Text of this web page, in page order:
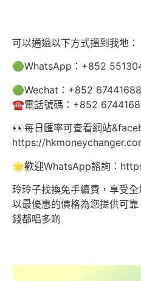
可以通過以下方式搵到我地：
🟢WhatsApp：+852
🟢Wechat：+852 67441688
☎️電話號碼：+852
👀每日匯率可查看網站
https://
🌟歡迎WhatsApp諮詢：
玲玲子找換免手續費，享受
以最優惠的價格為您提供可
錢都唱多啲